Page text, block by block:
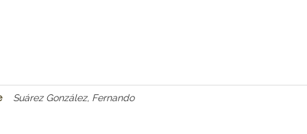
Suárez González, Fernando